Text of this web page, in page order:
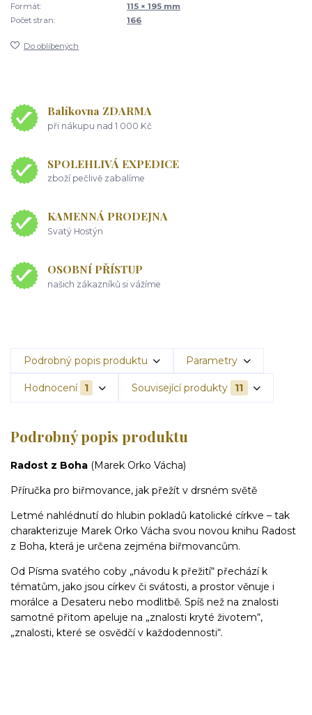
Formát:
115 × 195 mm
Počet stran:
166
Do oblíbených
Balíkovna ZDARMA
při nákupu nad 1 000 Kč
SPOLEHLIVÁ EXPEDICE
zboží pečlivě zabalíme
KAMENNÁ PRODEJNA
Svatý Hostýn
OSOBNÍ PŘÍSTUP
našich zákazníků si vážíme
Podrobný popis produktu Parametry
Hodnocení 1 Související produkty 11
Podrobný popis produktu
Radost z Boha (Marek Orko Vácha)
Příručka pro biřmovance, jak přežít v drsném světě
Letmé nahlédnutí do hlubin pokladů katolické církve – tak
charakterizuje Marek Orko Vácha svou novou knihu Radost
z Boha, která je určena zejména biřmovancům.
Od Písma svatého coby „návodu k přežití“ přechází k
tématům, jako jsou církev či svátosti, a prostor věnuje i
morálce a Desateru nebo modlitbě. Spíš než na znalosti
samotné přitom apeluje na „znalosti kryté životem“,
„znalosti, které se osvědčí v každodennosti“.